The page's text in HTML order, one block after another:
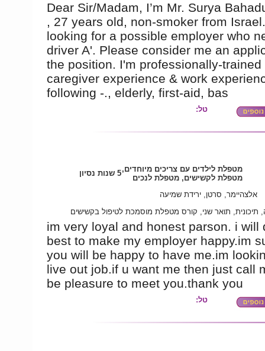
Dear Sir/Madam, I’m Mr. Surya
, 27 years old, non-smoker from
looking for a possible employer who
driver A'. Please consider me an
the position. I'm professionally-trained
caregiver experience & work
following -., elderly, first-aid, bas
טל:
מטפלת לילדים עם צריכים מיוחדים,
מטפלת לקשישים, מטפלת לנכים
5 שנות נסיון
אלצהיימר, סרטן, ירידת שמיעה
תיכונית, תואר שני, קורס מטפלת מוסמכת לטיפול בקשישים
im very loyal and honest parson. i will
best to make my employer happy.im
you will be happy to have me.im
live out job.if u want me then just call
be pleasure to meet you.thank you
טל: